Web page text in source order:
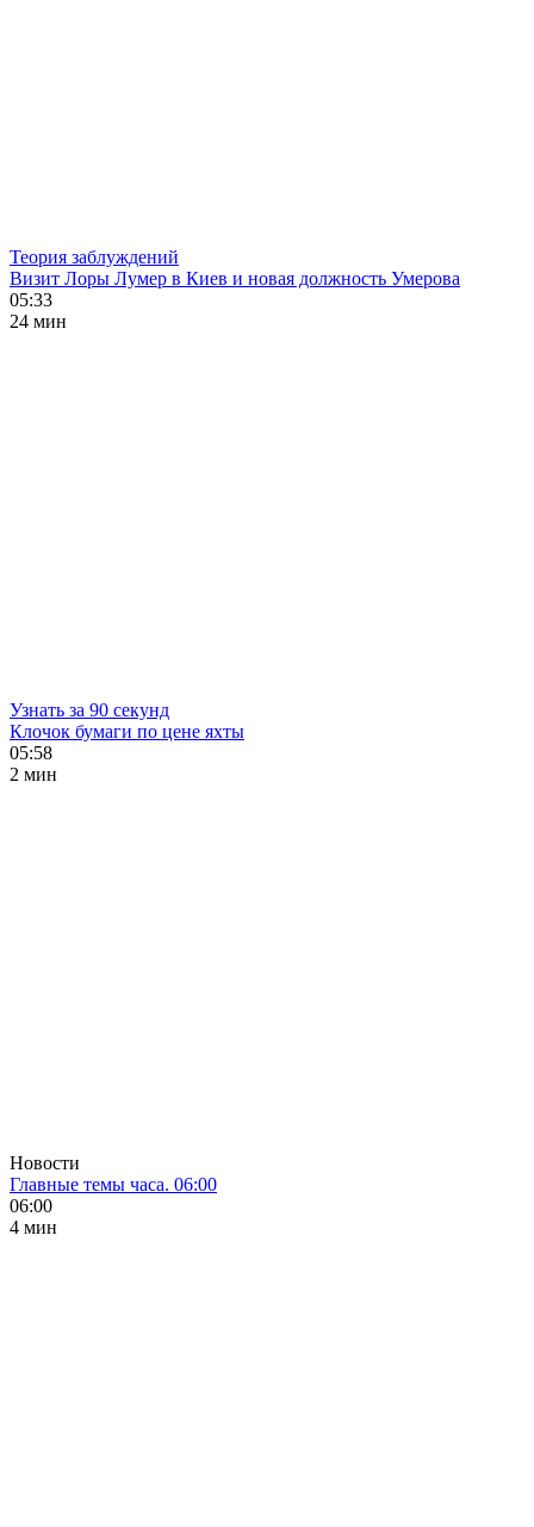
Теория заблуждений
Визит Лоры Лумер в Киев и новая должность Умерова
05:33
24 мин
Узнать за 90 секунд
Клочок бумаги по цене яхты
05:58
2 мин
Новости
Главные темы часа. 06:00
06:00
4 мин